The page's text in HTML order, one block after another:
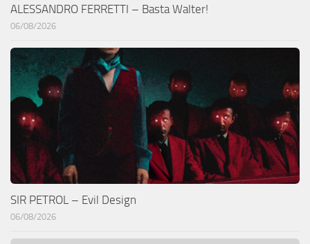
ALESSANDRO FERRETTI – Basta Walter!
06/08/2026
SIR PETROL – Evil Design
06/08/2026